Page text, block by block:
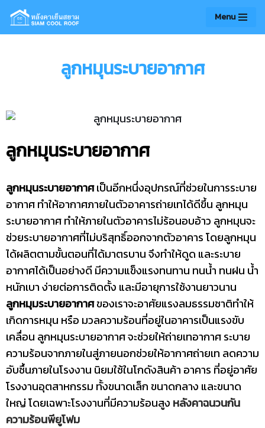
Skip
Menu
ลูกหมุนระบายอากาศ
ลูกหมุนระบายอากาศ
ลูกหมุนระบายอากาศเป็นอีกหนึ่งอุปกรณ์ที่ช่วยในการระบาย
อากาศ ทำให้อากาศภายในตัวอาคารถ่ายเทได้ดีขึ้น ลูกหมุน
ระบายอากาศ ทำให้ภายในตัวอาคารไม่ร้อนอบอ้าว ลูกหมุนจะ
ช่วยระบายอากาศที่ไม่บริสุทธิ์ออกจากตัวอาคาร โดยลูกหมุน
ได้ผลิตตามขั้นตอนที่ได้มาตรบาน จึงทำให้ดูด และระบาย
อากาศได้เป็นอย่างดี มีความแข็งแรงทนทาน ทนน้ำ ทนฝน น้ำ
หนักเบา ง่ายต่อการติดตั้ง และมีอายุการใช้งานยาวนาน
ลูกหมุมระบายอากาศของเราจะอาศัยแรงลมธรรมชาติทำให้
เกิดการหมุน หรือ มวลความร้อนที่อยู่ในอาคารเป็นแรงขับ
เคลื่อน ลูกหมุนระบายอากาศ จะช่วยให้ถ่ายเทอากาศ ระบาย
ความร้อนจากภายในสู่ภายนอกช่วยให้อากาศถ่ายเท ลดความ
อับชื้นภายในโรงงาน นิยมใช้ในโกดังสินค้า อาคาร ที่อยู่อาศัย
โรงงานอุตสาหกรรม ทั้งขนาดเล็ก ขนาดกลาง และขนาด
ใหญ่ โดยเฉพาะโรงงานที่มีความร้อนสูง หลังคาฉนวนกัน
ความร้อนพียูโฟม